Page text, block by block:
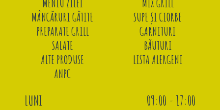
MENIU ZILEI
MIX GRILL
MÂNCĂRURI GĂTITE
SUPE ȘI CIORBE
PREPARATE GRILL
GARNITURI
SALATE
BĂUTURI
ALTE PRODUSE
LISTA ALERGENI
ANPC
LUNI
09:00 - 17:00